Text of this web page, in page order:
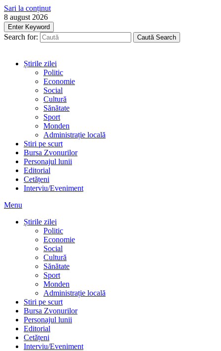
Sari la conținut
8 august 2026
Enter Keyword
Search for: Caută Search
Știrile zilei
Politic
Economie
Social
Cultură
Sănătate
Sport
Monden
Administrație locală
Stiri pe scurt
Bursa Zvonurilor
Personajul lunii
Editorial
Cetățeni
Interviu/Eveniment
Menu
Știrile zilei
Politic
Economie
Social
Cultură
Sănătate
Sport
Monden
Administrație locală
Stiri pe scurt
Bursa Zvonurilor
Personajul lunii
Editorial
Cetățeni
Interviu/Eveniment